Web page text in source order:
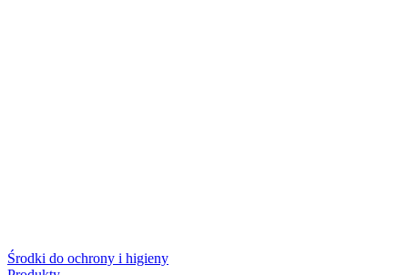
Środki do ochrony i higieny